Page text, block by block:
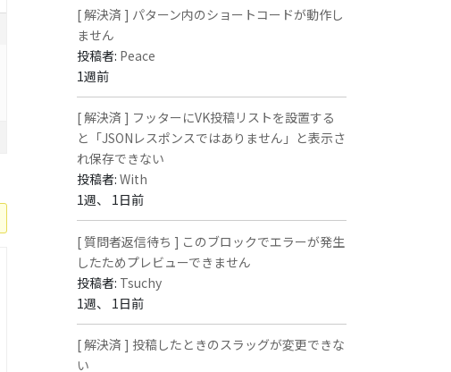
[ 解決済 ] パターン内のショートコードが動作し
ません
投稿者: Peace
1週前
[ 解決済 ] フッターにVK投稿リストを設置する
と「JSONレスポンスではありません」と表示さ
れ保存できない
投稿者:With
1週、 1日前
[ 質問者返信待ち ] このブロックでエラーが発生
したためプレビューできません
投稿者: Tsuchy
1週、 1日前
[ 解決済 ] 投稿したときのスラッグが変更できな
い